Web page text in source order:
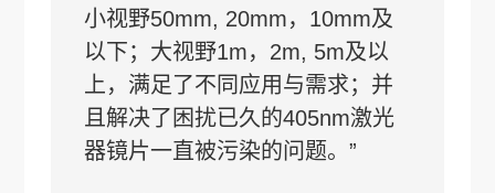
小视野50mm, 20mm，10mm及
以下；大视野1m，2m, 5m及以
上，满足了不同应用与需求；并
且解决了困扰已久的405nm激光
器镜片一直被污染的问题。”